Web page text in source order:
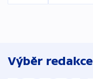
Výběr redakce